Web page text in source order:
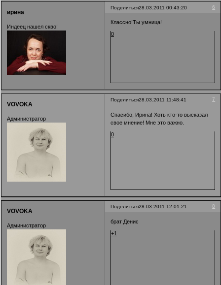
Поделиться 6
28.03.2011 00:43:20
ирина
Индеец нашел скво!
Классно!Ты умница!
0
Поделиться 7
28.03.2011 11:48:41
VOVOKA
Администратор
Спасибо, Ирина! Хоть кто-то высказал
свое мнение! Мне это важно.
0
Поделиться 8
28.03.2011 12:01:21
VOVOKA
Администратор
брат Денис
+1